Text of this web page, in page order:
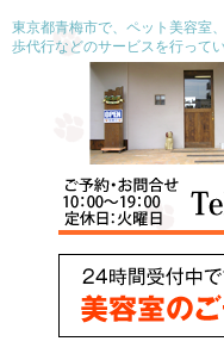
東京都青梅市で、ペット美容室
歩代行などのサービスを行ってい